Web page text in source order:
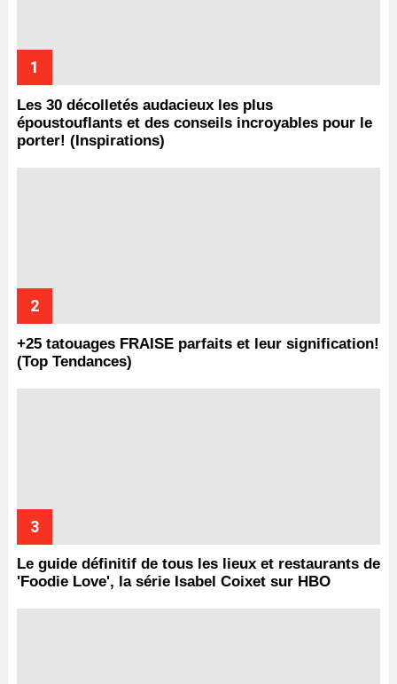
Les 30 décolletés audacieux les plus
époustouflants et des conseils incroyables pour le
porter! (Inspirations)
+25 tatouages ​​FRAISE parfaits et leur signification!
(Top Tendances)
Le guide définitif de tous les lieux et restaurants de
'Foodie Love', la série Isabel Coixet sur HBO